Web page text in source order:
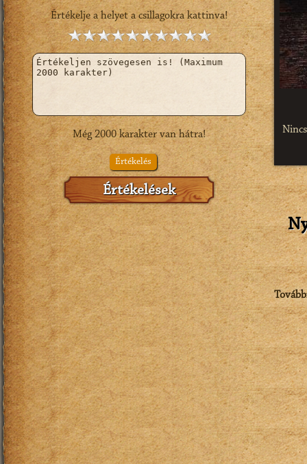
Értékelje a helyet a csillagokra kattinva!
Még2000karakter van hátra!
Értékelés
Értékelések